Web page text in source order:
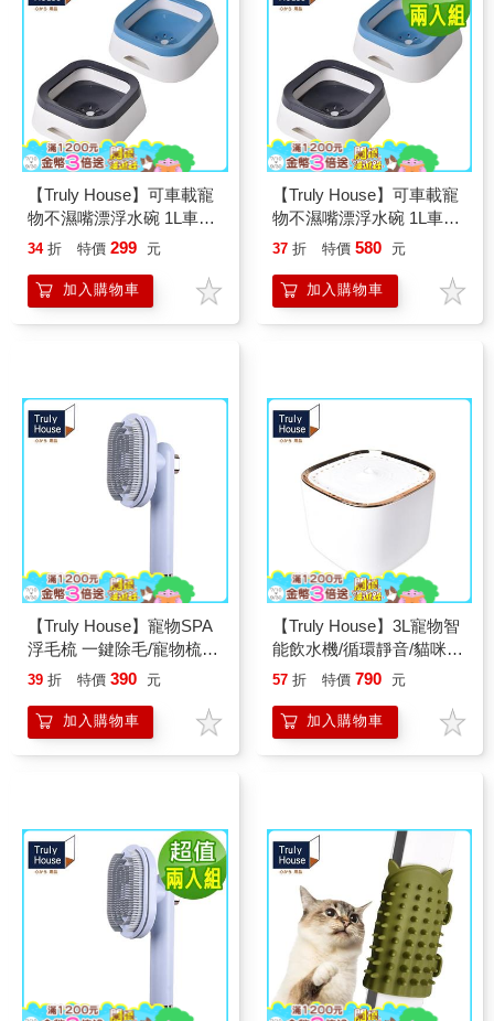
【Truly House】可車載寵
物不濕嘴漂浮水碗 1L車載
碗 懸浮飲水器 防打翻 貓
碗(兩色任選)
34 折 特價 299 元
加入購物車
【Truly House】可車載寵
物不濕嘴漂浮水碗 1L車載
碗 懸浮飲水器 防打翻 貓
碗(兩色任選)(超值兩入組)
37 折 特價 580 元
加入購物車
【Truly House】寵物SPA
浮毛梳 一鍵除毛/寵物梳/
梳毛器/狗狗梳/貓梳(三色
39 折 特價 390 元
加入購物車
【Truly House】3L寵物智
能飲水機/循環靜音/貓咪飲
水機/活水機/飲水機(兩色
57 折 特價 790 元
加入購物車